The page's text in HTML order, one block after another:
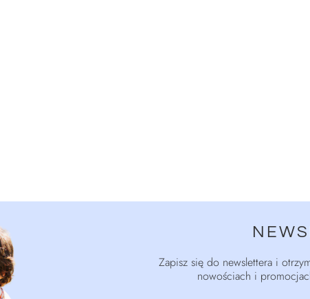
Zapisz się do newslettera i
nowościach i